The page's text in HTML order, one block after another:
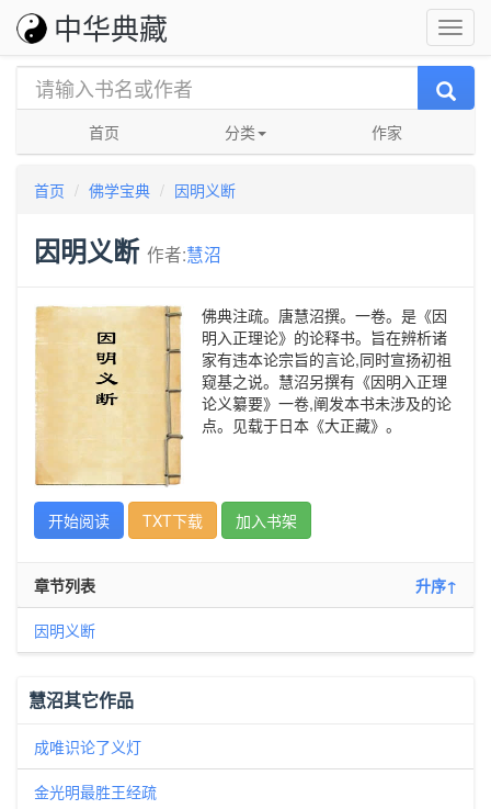
中华典藏
首页 分类 作家
首页 佛学宝典 因明义断
因明义断 作者:慧沼
佛典注疏。唐慧沼撰。一卷。是《因
明入正理论》的论释书。旨在辨析诸
家有违本论宗旨的言论,同时宣扬初祖
窥基之说。慧沼另撰有《因明入正理
论义纂要》一卷,阐发本书未涉及的论
点。见载于日本《大正藏》。
开始阅读 TXT下载 加入书架
章节列表 升序↑
因明义断
慧沼其它作品
成唯识论了义灯
金光明最胜王经疏